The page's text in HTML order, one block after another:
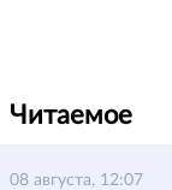
Читаемое
08 августа, 12:07